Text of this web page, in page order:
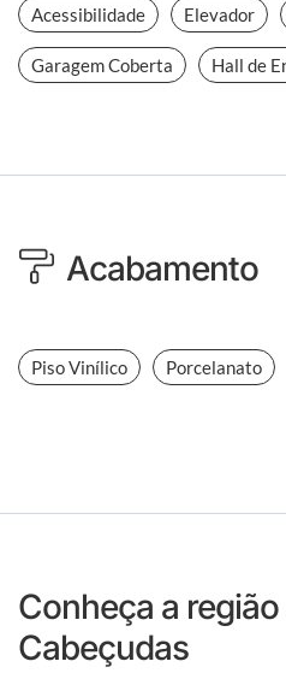
Acessibilidade Elevador
Garagem Coberta Hall de
Acabamento
Piso Vinílico Porcelanato
Conheça a
Cabeçudas